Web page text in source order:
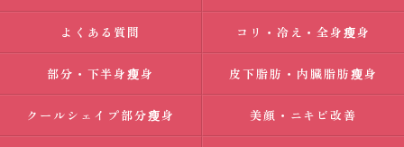
よくある質問 コリ・冷え・全身瘦身
部分・下半身瘦身 皮下脂肪・内臓脂肪瘦身
クールシェイプ部分瘦身 美顔・ニキビ改善